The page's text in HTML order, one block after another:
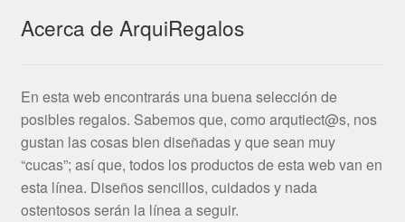
Acerca de ArquiRegalos
En esta web encontrarás una buena selección de
posibles regalos. Sabemos que, como arqutiect@s, nos
gustan las cosas bien diseñadas y que sean muy
“cucas”; así que, todos los productos de esta web van en
esta línea. Diseños sencillos, cuidados y nada
ostentosos serán la línea a seguir.